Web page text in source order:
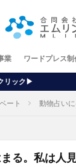
業 ワードプレス
ート 動物占い
る。私は人